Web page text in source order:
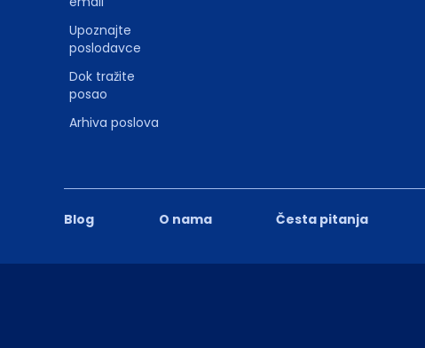
Blog O nama Česta pitanja
Upoznajte
poslodavce
Dok tražite
posao
Arhiva poslova